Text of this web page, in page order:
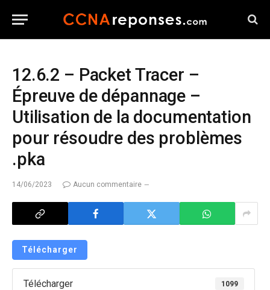
12.6.2 – Packet Tracer –
Épreuve de dépannage –
Utilisation de la documentation
pour résoudre des problèmes
.pka
14/06/2023 Aucun commentaire
Télécharger
Télécharger 1099